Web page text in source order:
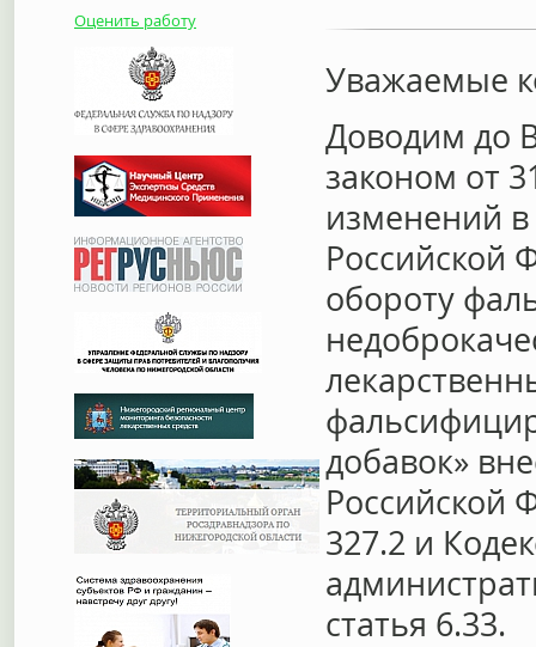
Уважаемые
Доводим до
законом от
изменений
Российской
обороту
добавок»
Российской
327.2 и
статья 6.33.
Оценить работу